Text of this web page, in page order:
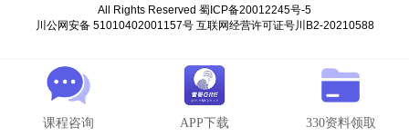
All Rights Reserved 蜀ICP备20012245号-5
川公网安备 51010402001157号 互联网经营许可证号川B2-20210588
课程咨询 APP下载 330资料领取
All Rights Reserved 蜀ICP备20012245号-5
川公网安备 51010402001157号 互联网经营许可证号川B2-20210588